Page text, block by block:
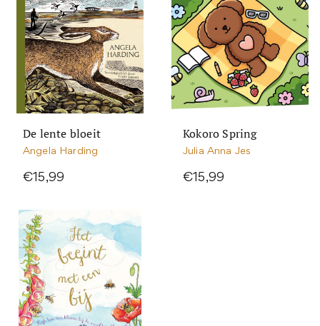
De lente bloeit
Angela Harding
€15,99
Kokoro Spring
Julia Anna Jes
€15,99